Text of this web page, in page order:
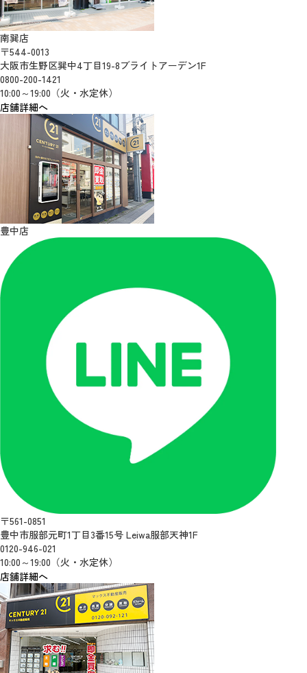
南巽店
〒544-0013
大阪市生野区巽中4丁目19-8ブライトアーデン1F
0800-200-1421
10:00～19:00（火・水定休）
店舗詳細へ
豊中店
〒561-0851
豊中市服部元町1丁目3番15号 Leiwa服部天神1F
0120-946-021
10:00～19:00（火・水定休）
店舗詳細へ